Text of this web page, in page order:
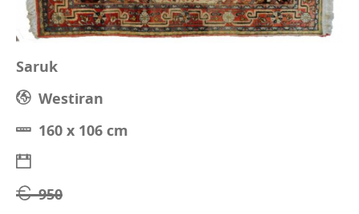
Saruk
Westiran
160 x 106 cm
950